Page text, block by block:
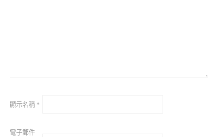
顯示名稱 *
電子郵件